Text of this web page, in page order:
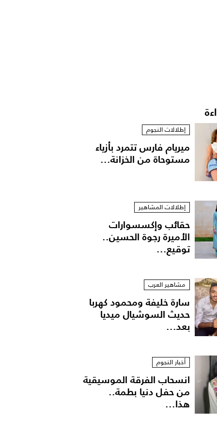
إطلالات النجوم
ميريام فارس تتمرد بأزياء
مستوحاة من الخزانة...
إطلالات المشاهير
حقائب وإكسسوارات
الأميرة رجوة الحسين..
توقيع...
مشاهير العرب
سارة خليفة ومحمود كهربا
حديث السوشيال ميديا
بعد...
أخبار النجوم
انسحاب الفرقة الموسيقية
من حفل دنيا بطمة..
هذا...